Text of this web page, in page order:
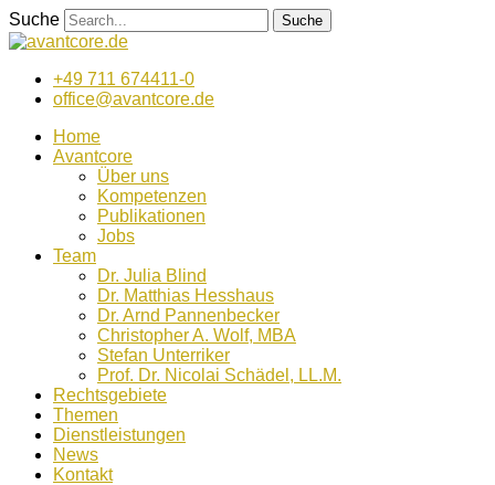
Zum
Inhalt
Suche Suche
+49 711 674411-0
office@avantcore.de
Home
Avantcore
Über uns
Kompetenzen
Publikationen
Jobs
Team
Dr. Julia Blind
Dr. Matthias Hesshaus
Dr. Arnd Pannenbecker
Christopher A. Wolf, MBA
Stefan Unterriker
Prof. Dr. Nicolai Schädel, LL.M.
Rechtsgebiete
Themen
Dienstleistungen
News
Kontakt